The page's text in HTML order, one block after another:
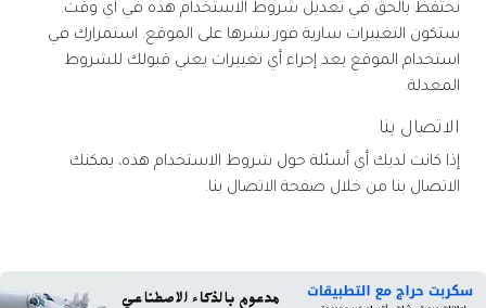
نحتفظ بالحق في تعديل شروط الاستخدام هذه في أي وقت.
ستكون التغييرات سارية فور نشرها على الموقع. استمرارك في
استخدام الموقع بعد إجراء أي تغييرات يعني قبولك للشروط
المعدلة.
الاتصال بنا
إذا كانت لديك أي أسئلة حول شروط الاستخدام هذه، يمكنك
الاتصال بنا من خلال صفحة الاتصال بنا.